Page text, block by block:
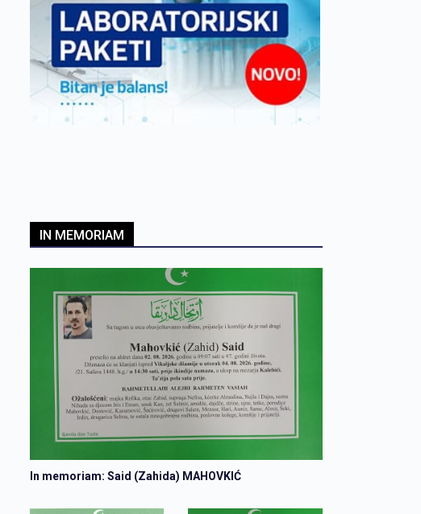
IN MEMORIAM
In memoriam: Said (Zahida) MAHOVKIĆ